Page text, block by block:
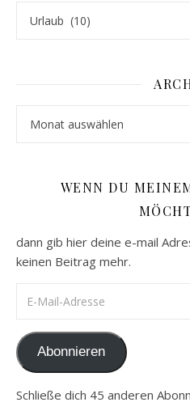
WENN DU
dann gib hier deine e-mail
keinen Beitrag mehr.
Abonnieren
Schließe dich 45 anderen